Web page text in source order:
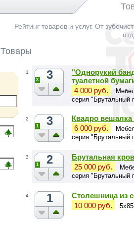
Рейтинг товаров и услуг. От
Товары
1 3
3
"Однорукий
туалетной
4 000 руб.
серия "Брутальный
2 3
1
Квадро вешалка
6 000 руб.
серия "Брутальный
3 2
1
Брутальная
25 000 руб.
серия "Брутальный
4 1
Столешница из
10 000 руб.